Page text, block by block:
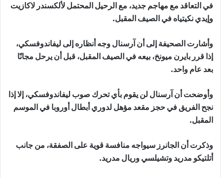
في التعاقد مع مهاجم جديد، مع الرحيل المحتمل لألكسندر لاكازيت
وإيدي نكيتياه في الصيف المقبل.
وأشارت الصحيفة إلى أن آرسنال وجه أنظاره إلى ليفاندوفسكي،
إذا قرر بايرن ميونخ، بيعه في الصيف المقبل، قبل أن يرحل مجانًا
بعد عام واحد.
وأوضحت أن آرسنال لن يقوم بأي تحرك صوب ليفاندوفسكي، إلا إذا
نجح الفريق في حجز مقعد مؤهل لدوري أبطال أوروبا في الموسم
المقبل.
وذكرت أن الجانرز سيواجه منافسة قوية على الصفقة، من جانب
أتلتيكو مدريد وتشيلسي وريال مدريد.